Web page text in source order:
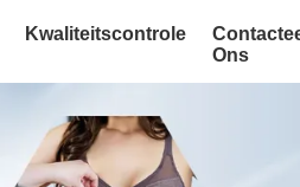
Kwaliteitscontrole
Ons